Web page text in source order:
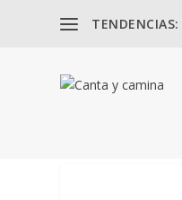
TENDENCIAS: